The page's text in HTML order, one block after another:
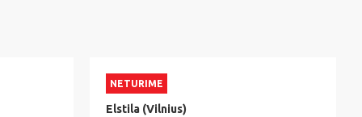
NETURIME
Elstila (Vilnius)